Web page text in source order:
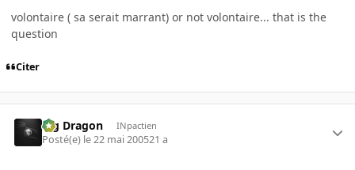
volontaire ( sa serait marrant) or not volontaire... that is the
question
Citer
Big Dragon INpactien
Posté(e) le 22 mai 200521 a